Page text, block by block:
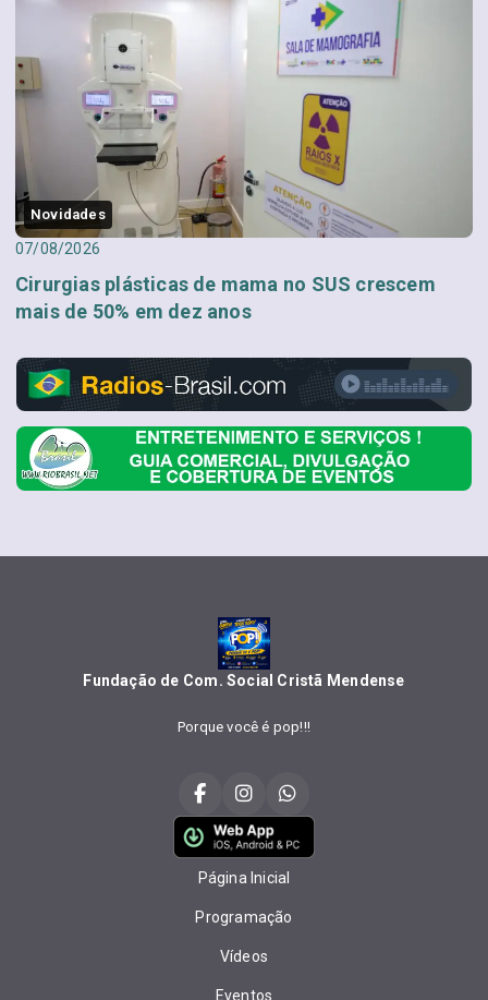
Novidades
07/08/2026
Cirurgias plásticas de mama no SUS crescem
mais de 50% em dez anos
Fundação de Com. Social Cristã Mendense
Porque você é pop!!!
Página Inicial
Programação
Vídeos
Eventos